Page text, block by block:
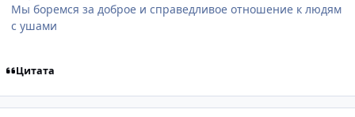
Мы боремся за доброе и справедливое отношение к людям
с ушами
Цитата